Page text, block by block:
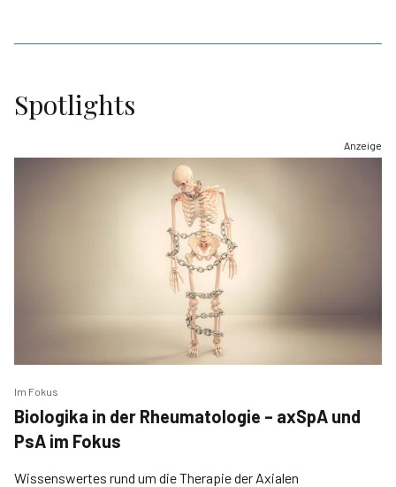
Spotlights
Anzeige
Im Fokus
Biologika in der Rheumatologie – axSpA und
PsA im Fokus
Wissenswertes rund um die Therapie der Axialen